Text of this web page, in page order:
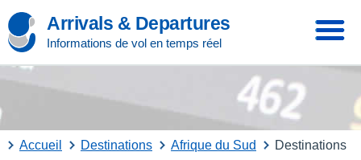
Arrivals & Departures
Informations de vol en temps réel
Accueil Destinations Afrique du Sud Destinations